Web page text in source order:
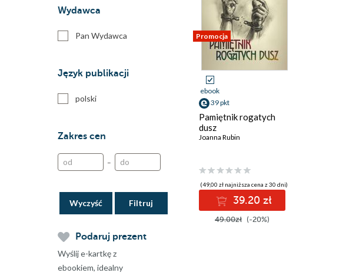
Wydawca
Pan Wydawca
Język publikacji
polski
Zakres cen
–
Wyczyść
Podaruj prezent
Wyślij e-kartkę z
ebookiem, idealny
Promocja
ebook
39 pkt
Pamiętnik rogatych
dusz
Joanna Rubin
(49,00 zł najniższa cena z 30 dni)
39.20 zł
49.00zł (-20%)